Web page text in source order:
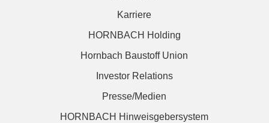
Karriere
HORNBACH Holding
Hornbach Baustoff Union
Investor Relations
Presse/Medien
HORNBACH Hinweisgebersystem